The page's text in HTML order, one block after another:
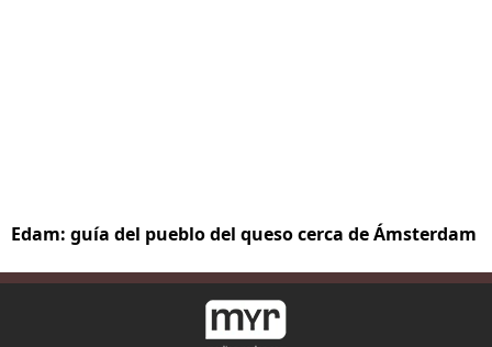
Edam: guía del pueblo del queso cerca de Ámsterdam